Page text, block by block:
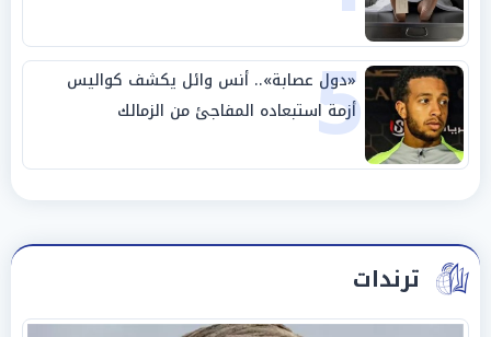
5
«دول عصابة».. أنس وائل يكشف كواليس
أزمة استبعاده المفاجئ من الزمالك
ترندات